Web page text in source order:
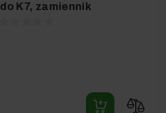
do K7, zamiennik